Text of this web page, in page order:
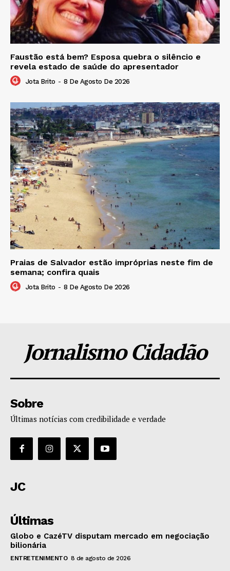
Faustão está bem? Esposa quebra o silêncio e
revela estado de saúde do apresentador
Jota Brito - 8 De Agosto De 2026
Praias de Salvador estão impróprias neste fim de
semana; confira quais
Jota Brito - 8 De Agosto De 2026
Jornalismo Cidadão
Sobre
Últimas notícias com credibilidade e verdade
JC
Últimas
Globo e CazéTV disputam mercado em negociação
bilionária
ENTRETENIMENTO 8 de agosto de 2026